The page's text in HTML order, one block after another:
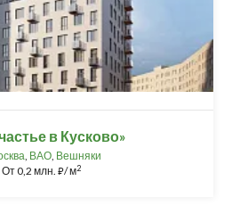
в Кусково»
, ВАО, Вешняки
От0,2 млн. ⃏/ м2